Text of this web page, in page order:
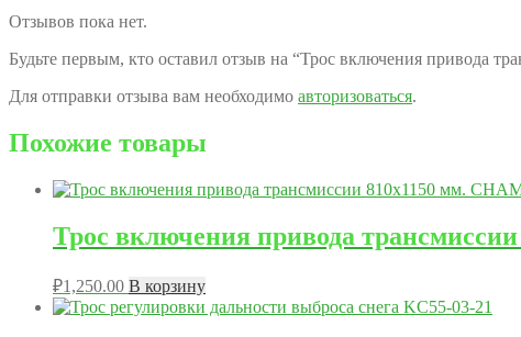
Отзывов пока нет.
Будьте первым, кто оставил отзыв на “Трос включения привода
Для отправки отзыва вам необходимо авторизоваться.
Похожие товары
Трос включения привода
₽1,250.00 В корзину